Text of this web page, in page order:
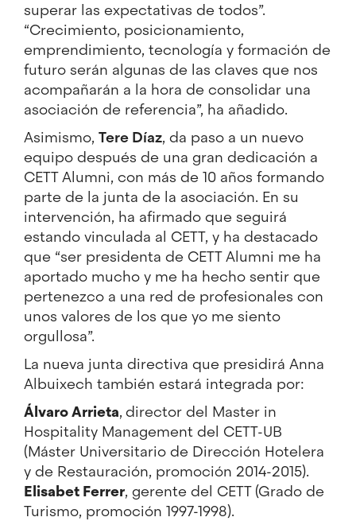
superar las expectativas de todos”.
“Crecimiento, posicionamiento,
emprendimiento, tecnología y formación de
futuro serán algunas de las claves que nos
acompañarán a la hora de consolidar una
asociación de referencia”, ha añadido.
Asimismo, Tere Díaz, da paso a un nuevo
equipo después de una gran dedicación a
CETT Alumni, con más de 10 años formando
parte de la junta de la asociación. En su
intervención, ha afirmado que seguirá
estando vinculada al CETT, y ha destacado
que “ser presidenta de CETT Alumni me ha
aportado mucho y me ha hecho sentir que
pertenezco a una red de profesionales con
unos valores de los que yo me siento
orgullosa”.
La nueva junta directiva que presidirá Anna
Albuixech también estará integrada por:
Álvaro Arrieta, director del Master in
Hospitality Management del CETT-UB
(Máster Universitario de Dirección Hotelera
y de Restauración, promoción 2014-2015).
Elisabet Ferrer, gerente del CETT (Grado de
Turismo, promoción 1997-1998).